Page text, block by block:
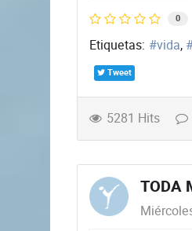
0
Etiquetas: vida
Tweet
5281 Hits
TODA